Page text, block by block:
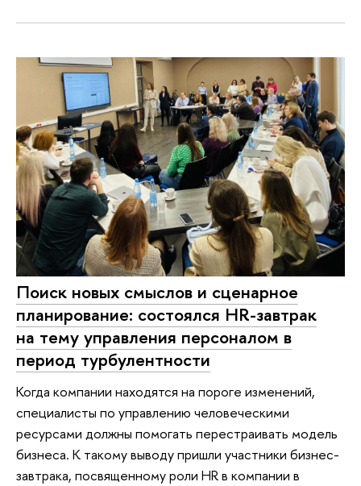
Поиск новых смыслов и сценарное
планирование: состоялся HR-завтрак
на тему управления персоналом в
период турбулентности
Когда компании находятся на пороге изменений,
специалисты по управлению человеческими
ресурсами должны помогать перестраивать модель
бизнеса. К такому выводу пришли участники бизнес-
завтрака, посвященному роли HR в компании в